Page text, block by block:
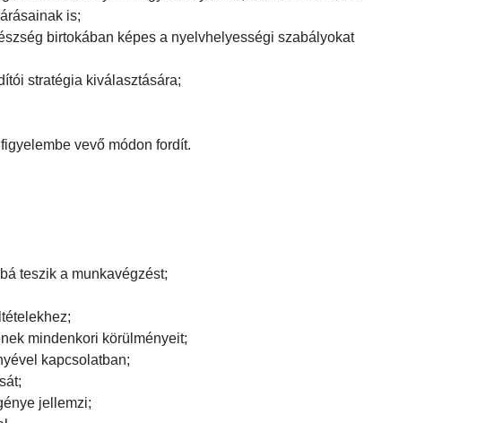
is;
birtokában képes a nyelvhelyességi szabályokat
stratégia kiválasztására;
vevő módon fordít.
teszik a munkavégzést;
mindenkori körülményeit;
kapcsolatban;
jellemzi;